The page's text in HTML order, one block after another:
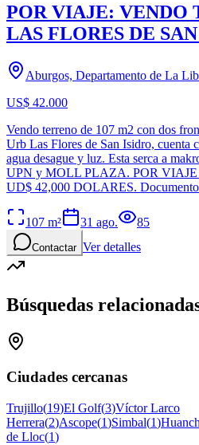
POR VIAJE: VENDO
LAS FLORES DE
Aburgos, Departamento de La
US$ 42.000
Vendo terreno de 107 m2 con dos
Urb Las Flores de San Isidro, cuenta
agua desague y luz. Esta serca a
UPN y MOLL PLAZA. POR
UD$ 42,000 DOLARES.
107 m² 31 ago. 85
Contactar Ver detalles
Búsquedas
Ciudades cercanas
Trujillo(19)El Golf(3)Víctor Larco
Herrera(2)Ascope(1)Simbal(1)
de Lloc(1)